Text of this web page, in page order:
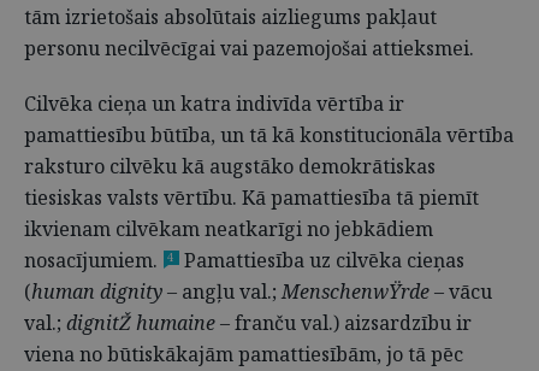
tām izrietošais absolūtais aizliegums pakļaut
personu necilvēcīgai vai pazemojošai attieksmei.
Cilvēka cieņa un katra indivīda vērtība ir
pamattiesību būtība, un tā kā konstitucionāla vērtība
raksturo cilvēku kā augstāko demokrātiskas
tiesiskas valsts vērtību. Kā pamattiesība tā piemīt
ikvienam cilvēkam neatkarīgi no jebkādiem
nosacījumiem.
4
Pamattiesība uz cilvēka cieņas
(human dignity – angļu val.;MenschenwŸrde– vācu
val.; dignitŽ humaine– franču val.) aizsardzību ir
viena no būtiskākajām pamattiesībām, jo tā pēc